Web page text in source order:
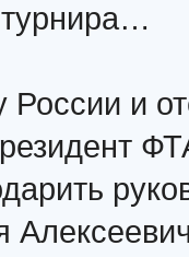
и